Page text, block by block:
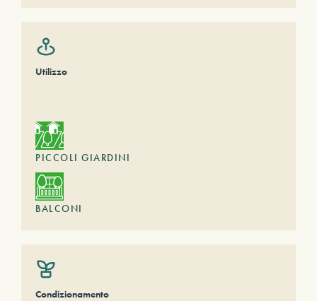
Utilizzo
PICCOLI GIARDINI
BALCONI
Condizionamento